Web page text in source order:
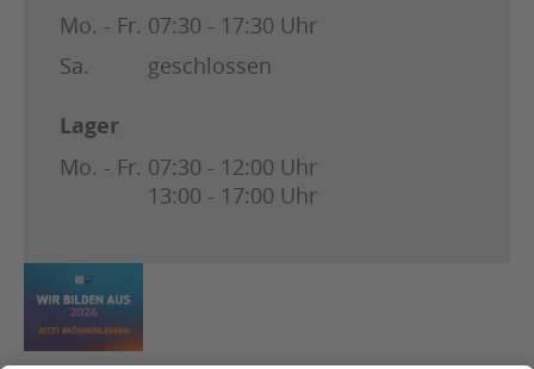
Mo. - Fr. 07:30 - 17:30 Uhr
Sa.
geschlossen
Lager
Mo. - Fr. 07:30 - 12:00 Uhr
13:00 - 17:00 Uhr